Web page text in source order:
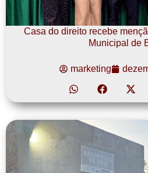
Casa do direito recebe
Municipal de
marketing